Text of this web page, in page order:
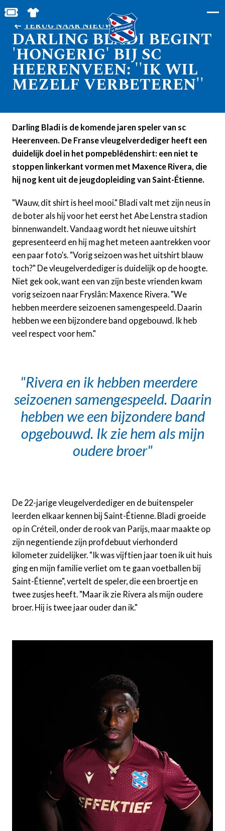
BESTEL JOUW TICKETS
SHOP IN DE FEANSTORE
TERUG NAAR NIEUWS
DARLING BLADI BEGINT
'HONGERIG' BIJ SC
HEERENVEEN: ''IK WIL
MEZELF VERBETEREN''
Darling Bladi is de komende jaren speler van sc
Heerenveen. De Franse vleugelverdediger heeft een
duidelijk doel in het pompeblêdenshirt: een niet te
stoppen linkerkant vormen met Maxence Rivera, die
hij nog kent uit de jeugdopleiding van Saint-Étienne.
"Wauw, dit shirt is heel mooi." Bladi valt met zijn neus in
de boter als hij voor het eerst het Abe Lenstra stadion
binnenwandelt. Vandaag wordt het nieuwe uitshirt
gepresenteerd en hij mag het meteen aantrekken voor
een paar foto’s. "Vorig seizoen was het uitshirt blauw
toch?" De vleugelverdediger is duidelijk op de hoogte.
Niet gek ook, want een van zijn beste vrienden kwam
vorig seizoen naar Fryslân: Maxence Rivera. "We
hebben meerdere seizoenen samengespeeld. Daarin
hebben we een bijzondere band opgebouwd. Ik heb
veel respect voor hem."
Rivera en ik hebben meerdere
seizoenen samengespeeld. Daarin
hebben we een bijzondere band
opgebouwd. Ik zie hem als mijn
oudere broer
De 22-jarige vleugelverdediger en de buitenspeler
leerden elkaar kennen bij Saint-Étienne. Bladi groeide
op in Créteil, onder de rook van Parijs, maar maakte op
zijn negentiende zijn profdebuut vierhonderd
kilometer zuidelijker. "Ik was vijftien jaar toen ik uit huis
ging en mijn familie verliet om te gaan voetballen bij
Saint-Étienne", vertelt de speler, die een broertje en
twee zusjes heeft. "Maar ik zie Rivera als mijn oudere
broer. Hij is twee jaar ouder dan ik."